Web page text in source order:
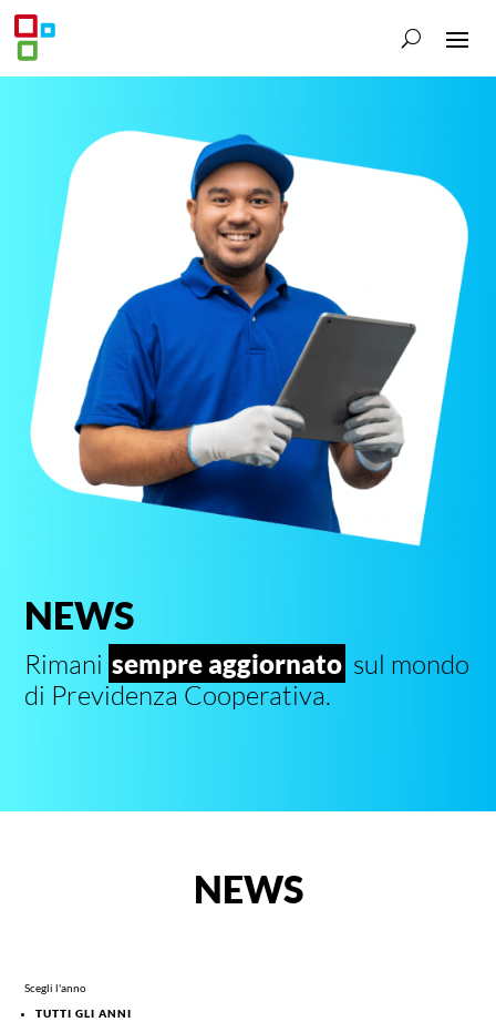
NEWS
Rimani sempre aggiornato sul mondo
di Previdenza Cooperativa.
NEWS
Scegli l'anno
TUTTI GLI ANNI